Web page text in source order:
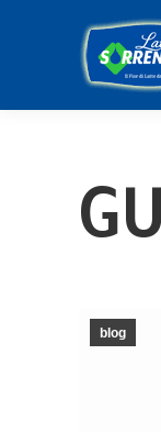
blog